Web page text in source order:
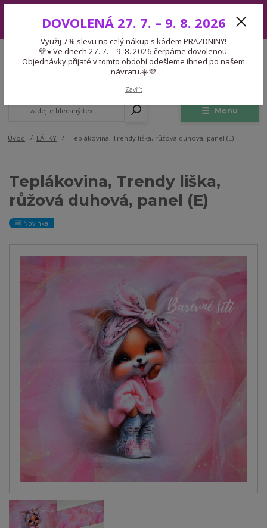
7. – 9. 8. 2026 čerpáme dovolenou. Objednávky přijaté v tomto období
odešleme ihned po našem návratu.☀️💜
Menu
CZK
Expedice 775 866 913
Po-Čt 9-15:30 Pá 9-14:30 Pauza 13-13:45
Úvod LÁTKY Teplákovina, Trendy liška, růžová duhová, panel (E)
Teplákovina, Trendy liška,
růžová duhová, panel (E)
🆕 Novinka
DOVOLENÁ 27. 7. – 9. 8. 2026
Využij 7% slevu na celý nákup s kódem PRAZDNINY!
💜☀️Ve dnech 27. 7. – 9. 8. 2026 čerpáme dovolenou.
Objednávky přijaté v tomto období odešleme ihned po našem
návratu.☀️💜
Zavřít